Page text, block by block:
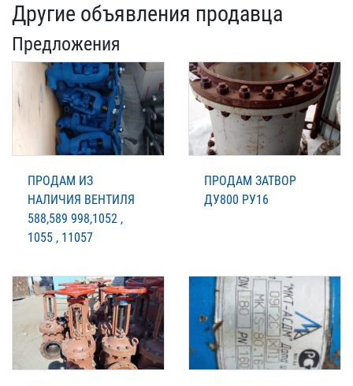
Другие объявления продавца
Предложения
ПРОДАМ ИЗ
НАЛИЧИЯ ВЕНТИЛЯ
588,589 998,1052 ,
1055 , 11057
ПРОДАМ ЗАТВОР
ДУ800 РУ16